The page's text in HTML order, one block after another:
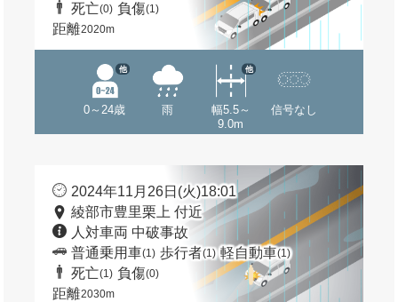
死亡(0) 負傷(1)
距離2020m
0～24歳
他
雨
幅5.5～
9.0m
他
信号なし
2024年11月26日(火)18:01
綾部市豊里栗上 付近
人対車両 中破事故
普通乗用車(1) 歩行者(1) 軽自動車(1)
死亡(1) 負傷(0)
距離2030m